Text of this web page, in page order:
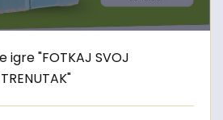
igre "FOTKAJ SVOJ